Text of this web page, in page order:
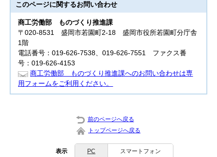
このページに関するお問い合わせ
商工労働部
ものづくり推進課
〒020-8531 盛岡市若園町2-18 盛岡市役所若園町分庁舎
1階
電話番号：019-626-7538、019-626-7551 ファクス番
号：019-626-4153
商工労働部 ものづくり推進課へのお問い合わせは専
用フォームをご利用ください。
前のページへ戻る
トップページへ戻る
表示 PC スマートフォン